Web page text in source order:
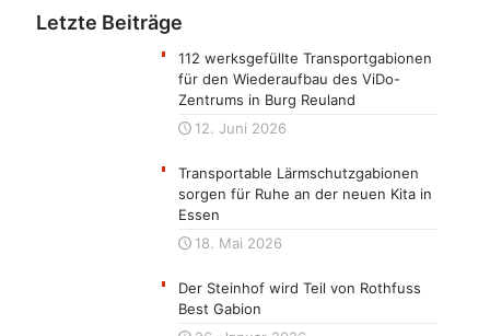
Letzte Beiträge
112 werksgefüllte Transportgabionen
für den Wiederaufbau des ViDo-
Zentrums in Burg Reuland
12. Juni 2026
Transportable Lärmschutzgabionen
sorgen für Ruhe an der neuen Kita in
Essen
18. Mai 2026
Der Steinhof wird Teil von Rothfuss
Best Gabion